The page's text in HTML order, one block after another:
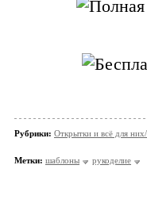
Рубрики: Открытки и всё для
Метки: шаблоны рукоделие